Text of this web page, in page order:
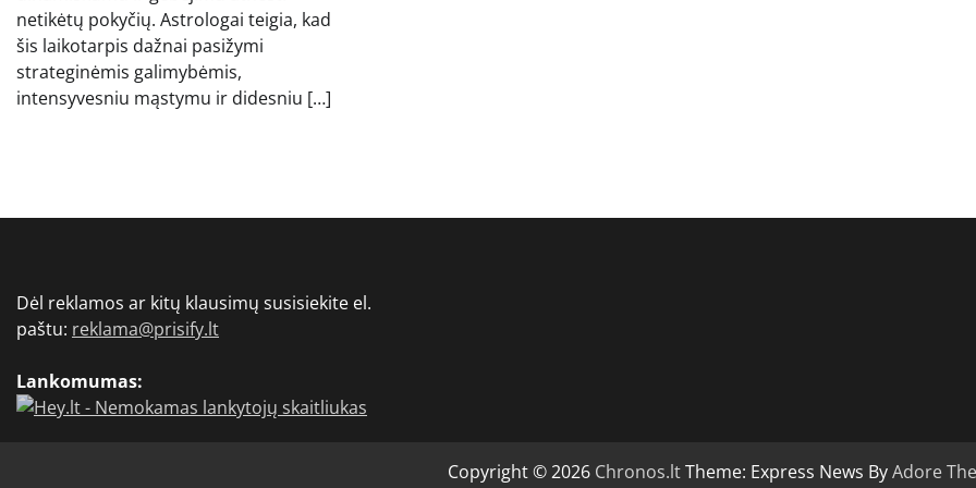
netikėtų pokyčių. Astrologai teigia, kad
šis laikotarpis dažnai pasižymi
strateginėmis galimybėmis,
intensyvesniu mąstymu ir didesniu […]
Dėl reklamos ar kitų klausimų susisiekite el.
paštu: reklama@prisify.lt
Lankomumas:
Copyright © 2026 Chronos.ltTheme: Express News ByAdore